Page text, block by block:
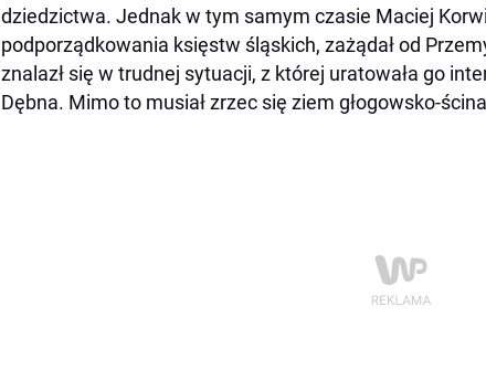
dziedzictwa. Jednak w tym samym czasie Maciej
podporządkowania księstw śląskich, zażądał od
znalazł się w trudnej sytuacji, z której uratowała go
Dębna. Mimo to musiał zrzec się ziem głogowsko-